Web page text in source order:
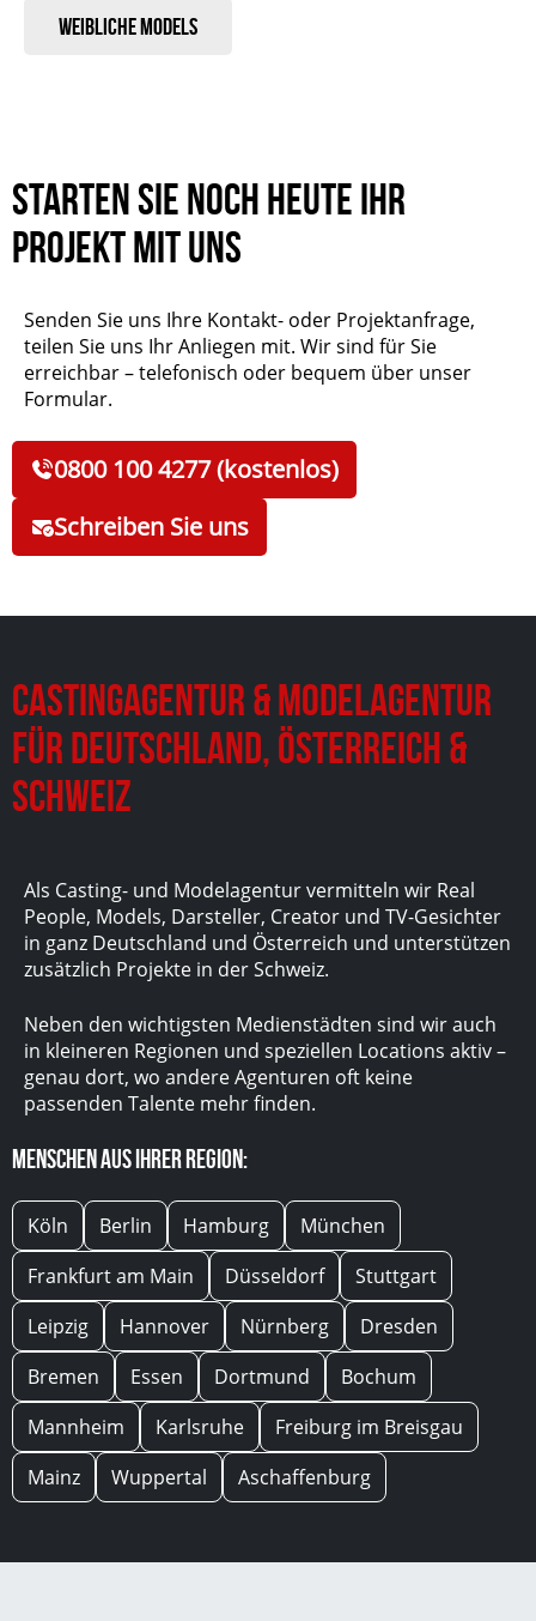
Weibliche Models
Starten Sie noch heute Ihr
Projekt mit uns
Senden Sie uns Ihre Kontakt- oder Projektanfrage,
teilen Sie uns Ihr Anliegen mit. Wir sind für Sie
erreichbar – telefonisch oder bequem über unser
Formular.
0800 100 4277 (kostenlos)
Schreiben Sie uns
Castingagentur & Modelagentur
für Deutschland, Österreich &
Schweiz
Als Casting- und Modelagentur vermitteln wir Real
People, Models, Darsteller, Creator und TV-Gesichter
in ganz Deutschland und Österreich und unterstützen
zusätzlich Projekte in der Schweiz.
Neben den wichtigsten Medienstädten sind wir auch
in kleineren Regionen und speziellen Locations aktiv –
genau dort, wo andere Agenturen oft keine
passenden Talente mehr finden.
Menschen aus Ihrer Region:
Köln Berlin Hamburg
München
Frankfurt am Main
Düsseldorf
Stuttgart
Leipzig
Hannover Nürnberg
Dresden
Bremen
Essen Dortmund
Bochum
Mannheim
Karlsruhe
Freiburg im Breisgau
Mainz
Wuppertal Aschaffenburg